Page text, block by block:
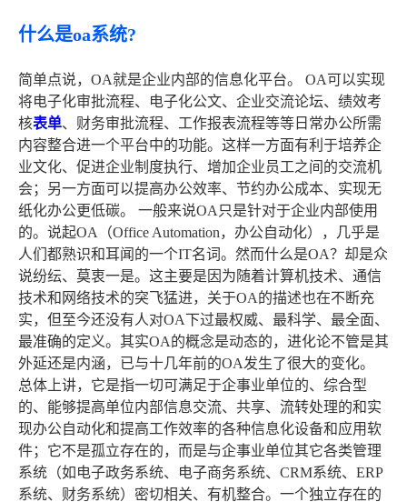
什么是oa系统?
简单点说，OA就是企业内部的信息化平台。 OA可以实现
将电子化审批流程、电子化公文、企业交流论坛、绩效考
核表单、财务审批流程、工作报表流程等等日常办公所需
内容整合进一个平台中的功能。这样一方面有利于培养企
业文化、促进企业制度执行、增加企业员工之间的交流机
会；另一方面可以提高办公效率、节约办公成本、实现无
纸化办公更低碳。 一般来说OA只是针对于企业内部使用
的。说起OA（Office Automation，办公自动化），几乎是
人们都熟识和耳闻的一个IT名词。然而什么是OA？却是众
说纷纭、莫衷一是。这主要是因为随着计算机技术、通信
技术和网络技术的突飞猛进，关于OA的描述也在不断充
实，但至今还没有人对OA下过最权威、最科学、最全面、
最准确的定义。其实OA的概念是动态的，进化论不管是其
外延还是内涵，已与十几年前的OA发生了很大的变化。
总体上讲，它是指一切可满足于企事业单位的、综合型
的、能够提高单位内部信息交流、共享、流转处理的和实
现办公自动化和提高工作效率的各种信息化设备和应用软
件；它不是孤立存在的，而是与企事业单位其它各类管理
系统（如电子政务系统、电子商务系统、CRM系统、ERP
系统、财务系统）密切相关、有机整合。一个独立存在的